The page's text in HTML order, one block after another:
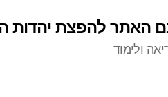
האתר להפצת יהדות
ולימוד